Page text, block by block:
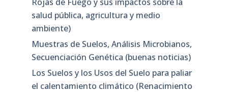
salud pública, agricultura y medio
ambiente)
Muestras de Suelos, Análisis Microbianos,
Secuenciación Genética (buenas noticias)
Los Suelos y los Usos del Suelo para paliar
el calentamiento climático (Renacimiento